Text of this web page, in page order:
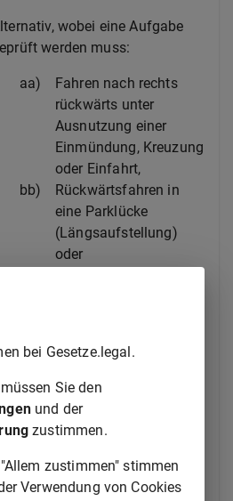
wobei eine Aufgabe
werden muss:
aa)
Fahren nach rechts
rückwärts unter
Ausnutzung einer
Einmündung, Kreuzung
oder Einfahrt,
bb)
Rückwärtsfahren in
eine Parklücke
(Längsaufstellung)
oder
zwei.
um eine Ecke
links,
Klasse C1E
bei Gesetze.legal.
Sie den
und der
zustimmen.
zustimmen" stimmen
Verwendung von Cookies